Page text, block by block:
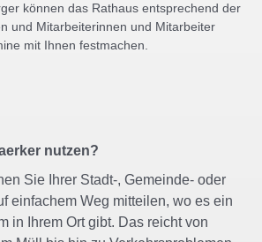
können das Rathaus entsprechend der
und Mitarbeiterinnen und Mitarbeiter
mit Ihnen festmachen.
nutzen?
Sie Ihrer Stadt-, Gemeinde- oder
einfachem Weg mitteilen, wo es ein
in Ihrem Ort gibt. Das reicht von